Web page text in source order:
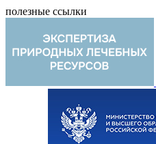
полезные ссылки